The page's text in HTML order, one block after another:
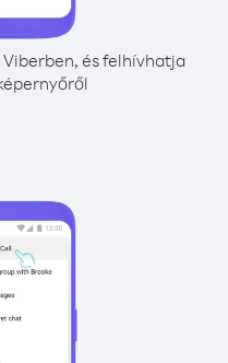
és felhívhatja